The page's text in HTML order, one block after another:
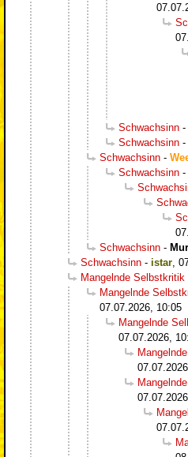
Schwachsinn -
Schwachsinn -
Schwachsinn -
Schwachsinn -
Schwachsinn -
Schwachsinn - istar,
Mangelnde Selbstkritik
Mangelnde
07.07.2026, 10:05
Mangelnde
07.07.2026,